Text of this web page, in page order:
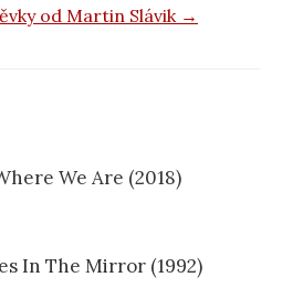
od Martin Slávik →
We Are (2018)
In The Mirror (1992)